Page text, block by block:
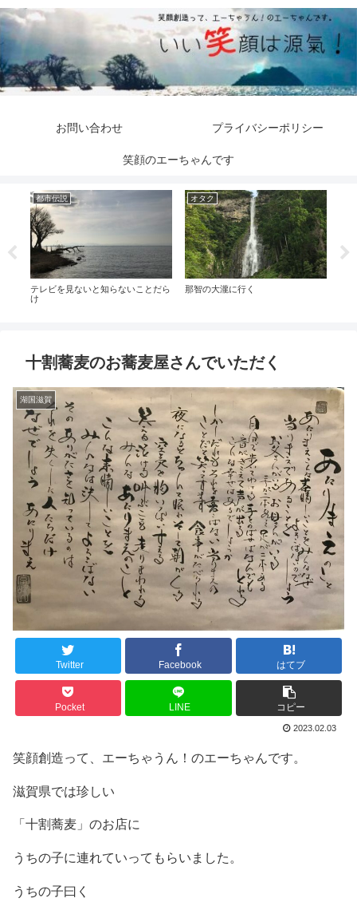
お問い合わせ プライバシーポリシー
笑顔のエーちゃんです
都市伝説
テレビを見ないと知らないことだら
け
オタク
那智の大瀧に行く
十割蕎麦のお蕎麦屋さんでいただく
湖国滋賀
Twitter Facebook はてブ
Pocket LINE コピー
2023.02.03
笑顔創造って、エーちゃうん！のエーちゃんです。
滋賀県では珍しい
「十割蕎麦」のお店に
うちの子に連れていってもらいました。
うちの子曰く